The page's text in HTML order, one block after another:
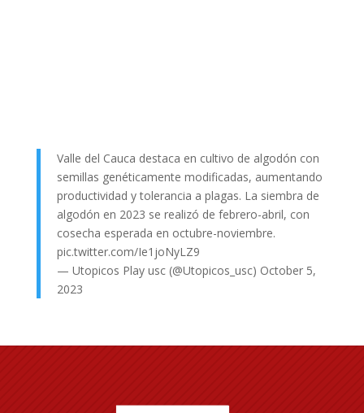
Valle del Cauca destaca en cultivo de algodón con
semillas genéticamente modificadas, aumentando
productividad y tolerancia a plagas. La siembra de
algodón en 2023 se realizó de febrero-abril, con
cosecha esperada en octubre-noviembre.
pic.twitter.com/Ie1joNyLZ9
— Utopicos Play usc (@Utopicos_usc) October 5,
2023